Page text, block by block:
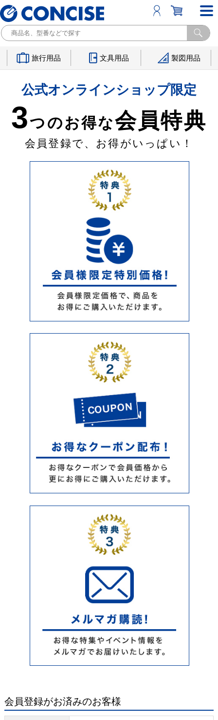
旅行用品 文具用品 製図用品
公式オンラインショップ限定
3つのお得な会員特典
会員登録で、お得がいっぱい！
会員登録がお済みのお客様